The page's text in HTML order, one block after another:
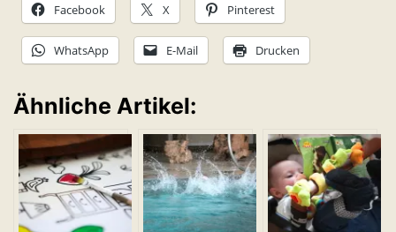
Facebook X Pinterest
WhatsApp E-Mail Drucken
Ähnliche Artikel: